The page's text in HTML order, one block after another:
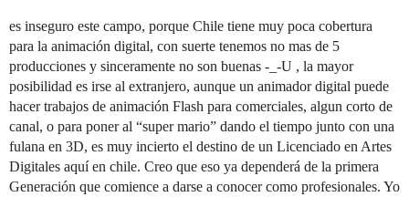
es inseguro este campo, porque Chile tiene muy poca cobertura
para la animación digital, con suerte tenemos no mas de 5
producciones y sinceramente no son buenas -_-U , la mayor
posibilidad es irse al extranjero, aunque un animador digital puede
hacer trabajos de animación Flash para comerciales, algun corto de
canal, o para poner al “super mario” dando el tiempo junto con una
fulana en 3D, es muy incierto el destino de un Licenciado en Artes
Digitales aquí en chile. Creo que eso ya dependerá de la primera
Generación que comience a darse a conocer como profesionales. Yo